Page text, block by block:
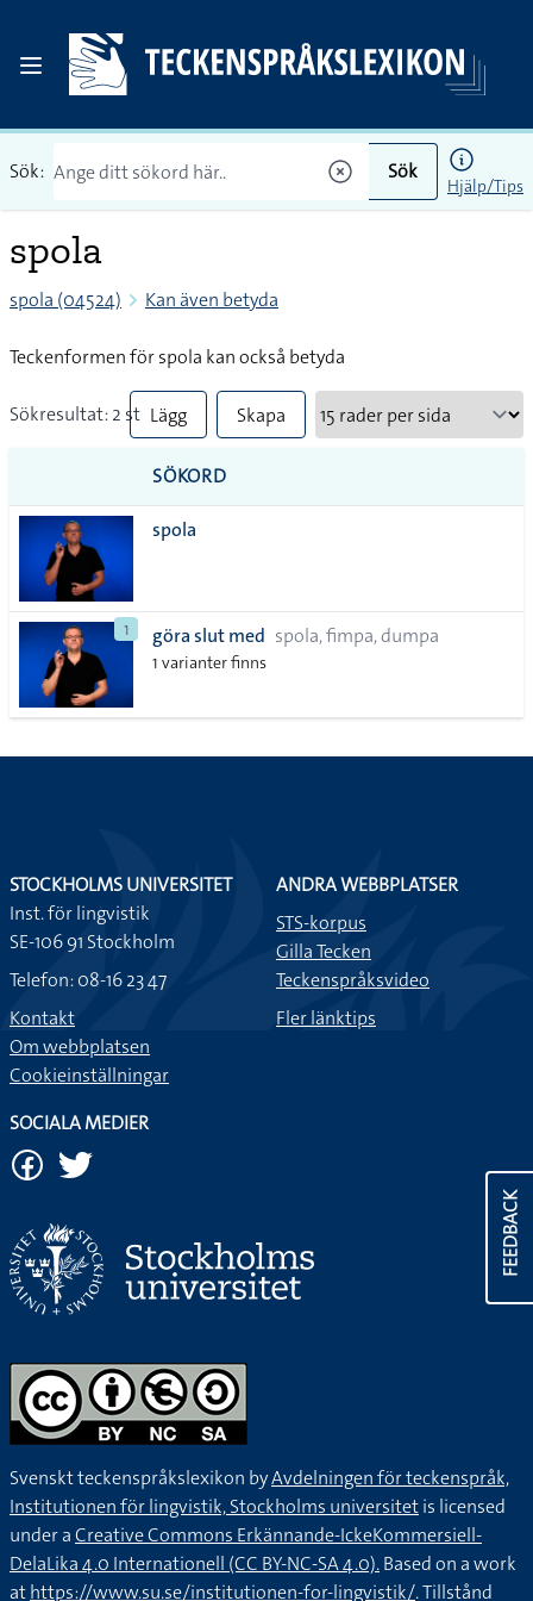
Sök: Sök
Hjälp/Tips
spola
spola (04524) Kan även betyda
Teckenformen för spola kan också betyda
Sökresultat: 2 st Lägg
till
alla i
Skapa
SÖKORD
spola
1 göra slut med spola, fimpa, dumpa
1 varianter finns
FEEDBACK
STOCKHOLMS UNIVERSITET
Inst. för lingvistik
SE-106 91 Stockholm
Telefon: 08-16 23 47
Kontakt
Om webbplatsen
Cookieinställningar
ANDRA WEBBPLATSER
STS-korpus
Gilla Tecken
Teckenspråksvideo
Fler länktips
SOCIALA MEDIER
Svenskt teckenspråkslexikon byAvdelningen för teckenspråk,
Institutionen för lingvistik, Stockholms universitetis licensed
under aCreative Commons Erkännande-IckeKommersiell-
DelaLika 4.0 Internationell (CC BY-NC-SA 4.0).Based on a work
athttps://www.su.se/institutionen-for-lingvistik/. Tillstånd